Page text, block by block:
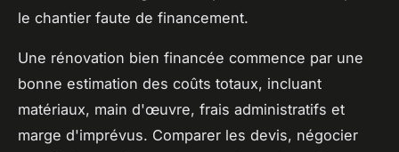
le chantier faute de financement.
Une rénovation bien financée commence par une
bonne estimation des coûts totaux, incluant
matériaux, main d'œuvre, frais administratifs et
marge d'imprévus. Comparer les devis, négocier